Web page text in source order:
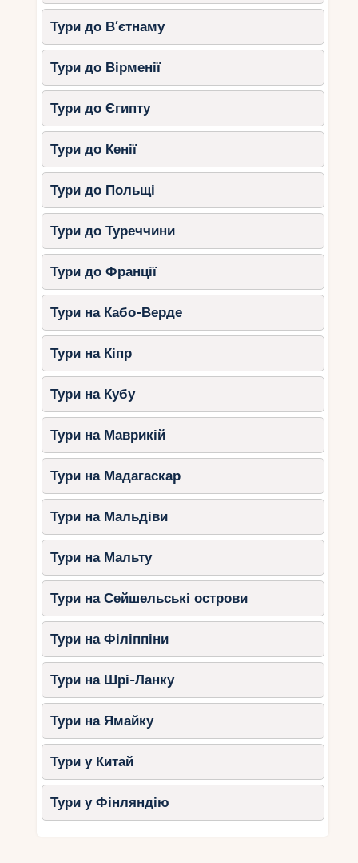
насиченими фарбами та туманними
ранками.
Поради для туристів
Вибирайте зручний одяг та взуття
у лісових зонах можуть бути вологі
ділянки та брудні стежки.
Беріть із собою репеленти– у
парках може бути багато комарів.
Слідкуйте за прогнозом погоди–
восени можливі короткочасні дощі.
Уточнюйте інформацію про вхідні
квитки– деякі парки вимагають
завчасного бронювання екскурсій.
Дотримуйтесь правил відвідування
заповідників– у деяких місцях
заборонено шуміти та відходити від
туристичних маршрутів.
Національні парки В’єтнаму у вересні та жовтні
– це ідеальне місце для знайомства з
природною красою країни. Саме тоді оживають
ліси, водоспади повноводні, а тварини активні.
Незалежно від того, чи шукаєте ви пригоди,
трекінг або просто відпочинок на природі,
В’єтнам пропонує безліч унікальних місць, які
залишать незабутні враження.
Тури до В’єтнаму
Тури до Вірменії
Тури до Єгипту
Тури до Кенії
Тури до Польщі
Тури до Туреччини
Тури до Франції
Тури на Кабо-Верде
Тури на Кіпр
Тури на Кубу
Тури на Маврикій
Тури на Мадагаскар
Тури на Мальдіви
Тури на Мальту
Тури на Сейшельські острови
Тури на Філіппіни
Тури на Шрі-Ланку
Тури на Ямайку
Тури у Китай
Тури у Фінляндію